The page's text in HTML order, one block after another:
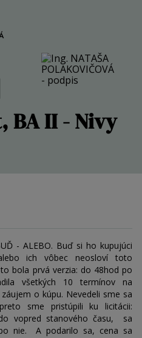
BA II - Nivy
- ALEBO. Buď si ho kupujúci
ich vôbec neosloví toto
bola prvá verzia: do 48hod po
všetkých 10 termínov na
o kúpu. Nevedeli sme sa
sme pristúpili ku licitácii:
vopred stanového času,  sa
nie.  A podarilo sa, cena sa